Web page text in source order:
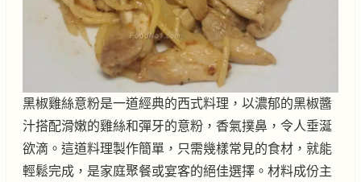
黑椒雞絲意粉是一道經典的西式料理，以濃郁的黑椒醬
汁搭配滑嫩的雞絲和彈牙的意粉，香氣撲鼻，令人垂涎
欲滴。這道料理製作簡單，只需幾樣常見的食材，就能
輕鬆完成，是家庭聚餐或宴客的絕佳選擇。材料成份主